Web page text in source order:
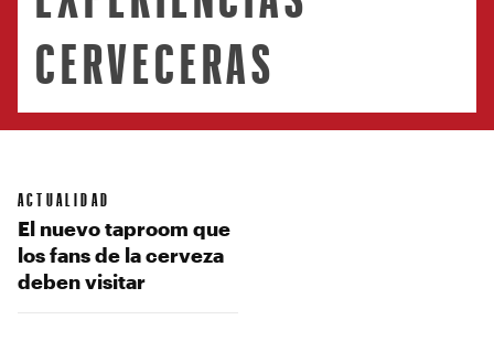
CERVECERAS
ACTUALIDAD
El nuevo taproom que
los fans de la cerveza
deben visitar